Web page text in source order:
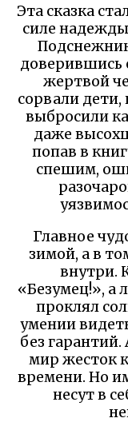
Эта сказка
силе
доверившись
жертвой
сорвали
выбросили
даже
попав в
спешим,
Главное
зимой, а в
внутри.
«Безумец!», а
проклял
умении
без
мир жесток
времени. Но
несут в